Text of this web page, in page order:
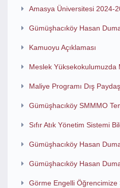
Amasya Üniversitesi 2024-
Gümüşhacıköy Hasan
Kamuoyu Açıklaması
Meslek Yüksekokulumuzda
Maliye Programı Dış
Gümüşhacıköy SMMMO
Sıfır Atık Yönetim Sistemi
Gümüşhacıköy Hasan
Gümüşhacıköy Hasan
Görme Engelli Öğrencimize